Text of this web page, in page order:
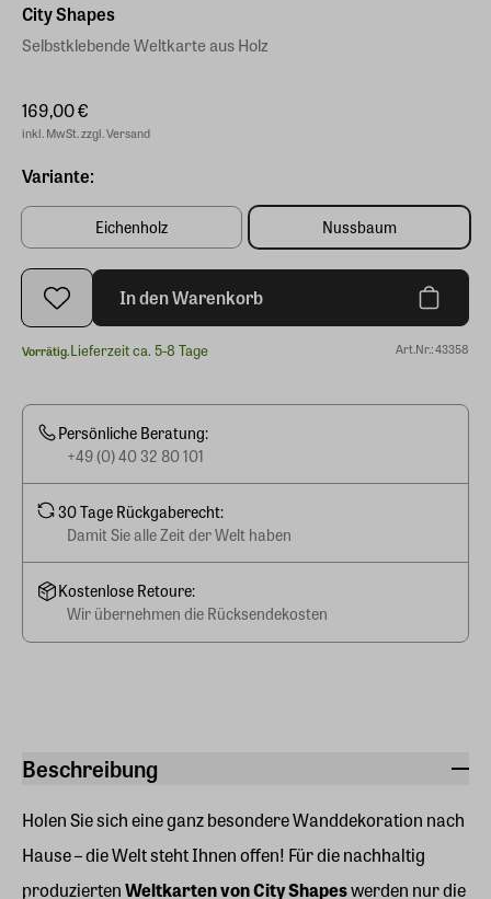
Beschreibung
Holen Sie sich eine ganz besondere Wanddekoration nach
Hause – die Welt steht Ihnen offen! Für die nachhaltig
produziertenWeltkarten von City Shapeswerden nur die
City Shapes
Selbstklebende Weltkarte aus Holz
169,00 €
inkl. MwSt. zzgl. Versand
Variante:
Eichenholz Nussbaum
In den Warenkorb
Vorrätig.Lieferzeit ca. 5-8 Tage Art.Nr.: 43358
Persönliche Beratung:
+49 (0) 40 32 80 101
30 Tage Rückgaberecht:
Damit Sie alle Zeit der Welt haben
Kostenlose Retoure:
Wir übernehmen die Rücksendekosten